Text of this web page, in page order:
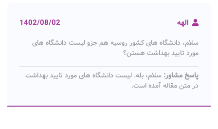
الهه 1402/08/02
سلام، دانشگاه های کشور روسیه هم جزو لیست دانشگاه های
مورد تایید بهداشت هستن؟
پاسخ مشاور: سلام، بله. لیست دانشگاه های مورد تایید بهداشت
در متن مقاله آمده است.